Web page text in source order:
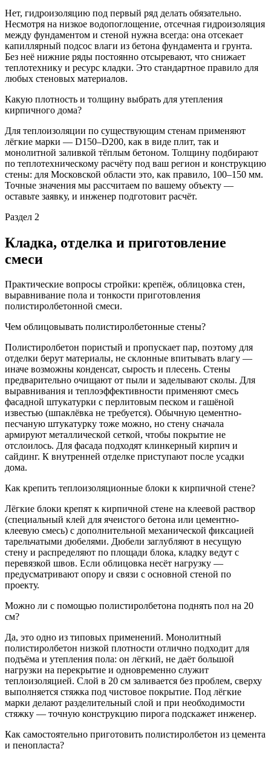
Нет, гидроизоляцию под первый ряд делать обязательно.
Несмотря на низкое водопоглощение, отсечная гидроизоляция
между фундаментом и стеной нужна всегда: она отсекает
капиллярный подсос влаги из бетона фундамента и грунта.
Без неё нижние ряды постоянно отсыревают, что снижает
теплотехнику и ресурс кладки. Это стандартное правило для
любых стеновых материалов.
Какую плотность и толщину выбрать для утепления
кирпичного дома?
Для теплоизоляции по существующим стенам применяют
лёгкие марки — D150–D200, как в виде плит, так и
монолитной заливкой тёплым бетоном. Толщину подбирают
по теплотехническому расчёту под ваш регион и конструкцию
стены: для Московской области это, как правило, 100–150 мм.
Точные значения мы рассчитаем по вашему объекту —
оставьте заявку, и инженер подготовит расчёт.
Раздел 2
Кладка, отделка и приготовление
смеси
Практические вопросы стройки: крепёж, облицовка стен,
выравнивание пола и тонкости приготовления
полистиролбетонной смеси.
Чем облицовывать полистиролбетонные стены?
Полистиролбетон пористый и пропускает пар, поэтому для
отделки берут материалы, не склонные впитывать влагу —
иначе возможны конденсат, сырость и плесень. Стены
предварительно очищают от пыли и заделывают сколы. Для
выравнивания и теплоэффективности применяют смесь
фасадной штукатурки с перлитовым песком и гашёной
известью (шпаклёвка не требуется). Обычную цементно-
песчаную штукатурку тоже можно, но стену сначала
армируют металлической сеткой, чтобы покрытие не
отслоилось. Для фасада подходят клинкерный кирпич и
сайдинг. К внутренней отделке приступают после усадки
дома.
Как крепить теплоизоляционные блоки к кирпичной стене?
Лёгкие блоки крепят к кирпичной стене на клеевой раствор
(специальный клей для ячеистого бетона или цементно-
клеевую смесь) с дополнительной механической фиксацией
тарельчатыми дюбелями. Дюбели заглубляют в несущую
стену и распределяют по площади блока, кладку ведут с
перевязкой швов. Если облицовка несёт нагрузку —
предусматривают опору и связи с основной стеной по
проекту.
Можно ли с помощью полистиролбетона поднять пол на 20
см?
Да, это одно из типовых применений. Монолитный
полистиролбетон низкой плотности отлично подходит для
подъёма и утепления пола: он лёгкий, не даёт большой
нагрузки на перекрытие и одновременно служит
теплоизоляцией. Слой в 20 см заливается без проблем, сверху
выполняется стяжка под чистовое покрытие. Под лёгкие
марки делают разделительный слой и при необходимости
стяжку — точную конструкцию пирога подскажет инженер.
Как самостоятельно приготовить полистиролбетон из цемента
и пенопласта?